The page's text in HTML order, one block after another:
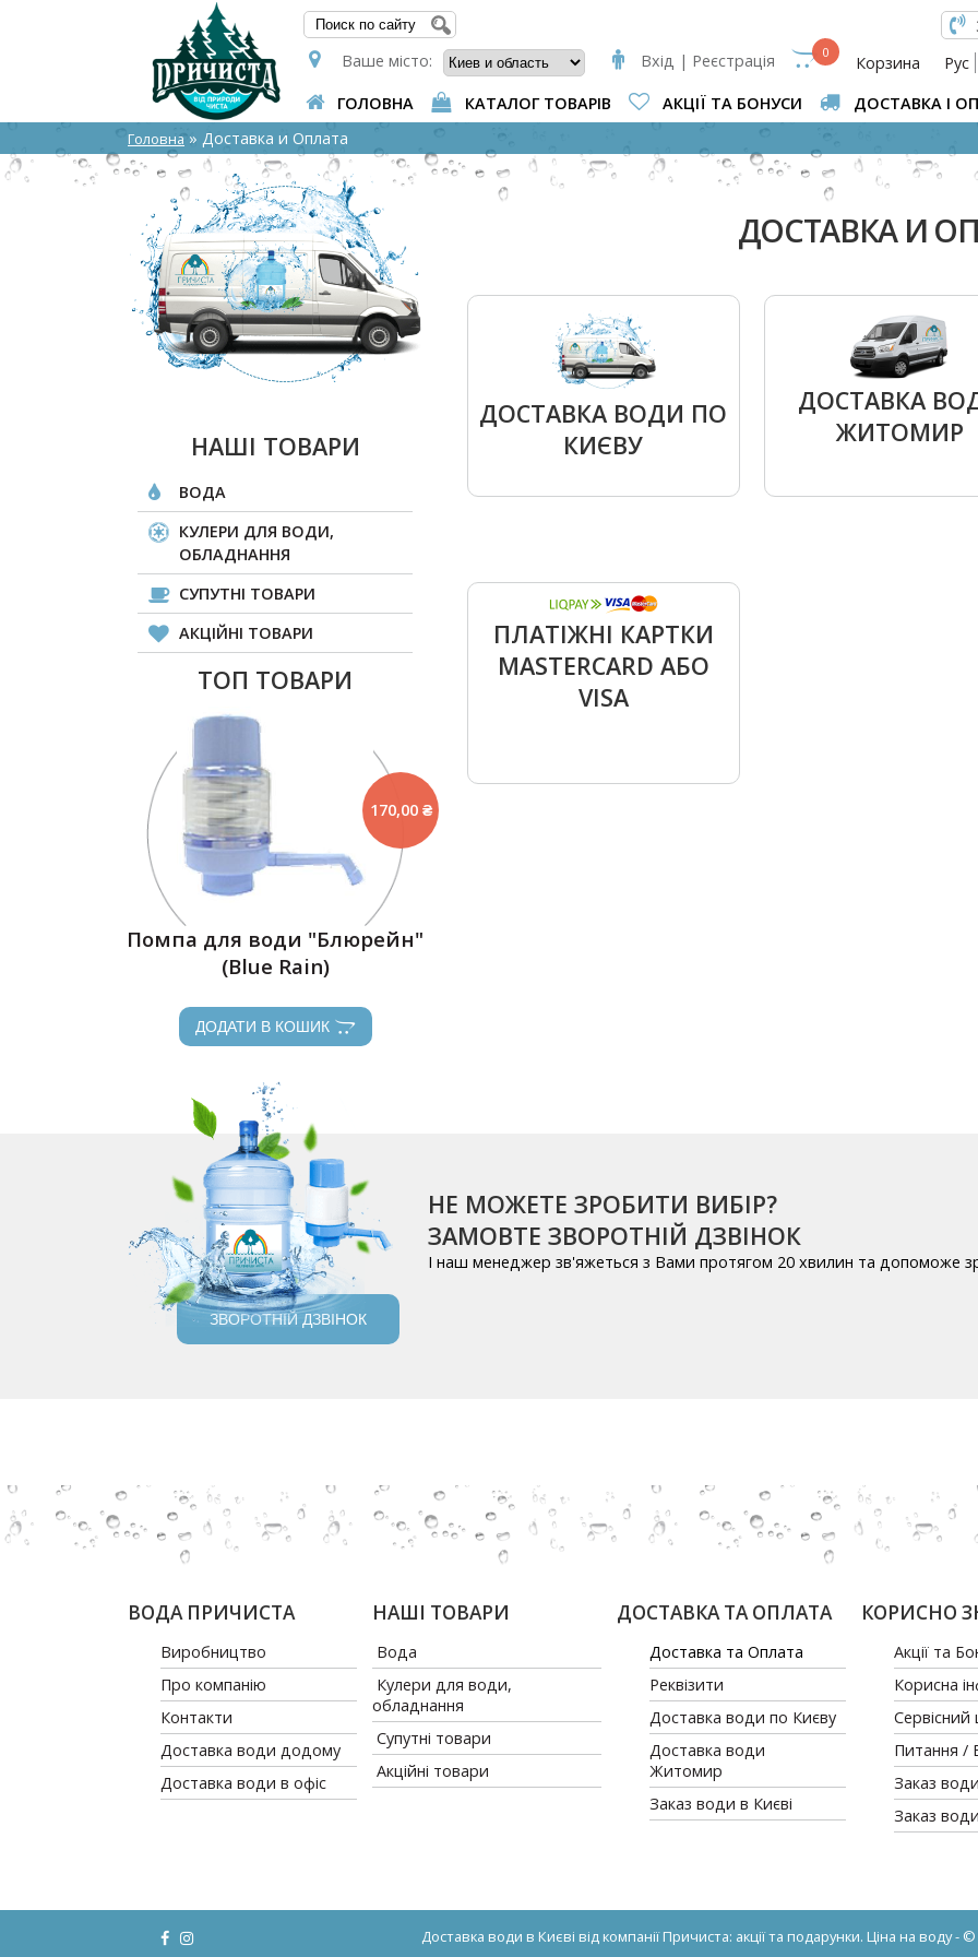
ПОШУКОВА ФОРМА
Ваше місто:
Вхід | Реєстрація 0
Корзина Рус
ГОЛОВНА КАТАЛОГ ТОВАРІВ АКЦІЇ ТА БОНУСИ ДОСТАВКА І
Головна » Доставка и Оплата
НАШІ ТОВАРИ
ВОДА
КУЛЕРИ ДЛЯ ВОДИ,
ОБЛАДНАННЯ
СУПУТНІ ТОВАРИ
АКЦІЙНІ ТОВАРИ
ТОП ТОВАРИ
170,00 ₴
Помпа для води "Блюрейн"
(Blue Rain)
ДОДАТИ В КОШИК
ДОСТАВКА И
ДОСТАВКА ВОДИ ПО
КИЄВУ
ДОСТАВКА
ЖИТОМИР
ПЛАТІЖНІ КАРТКИ
MASTERСARD АБО
VISA
НЕ МОЖЕТЕ ЗРОБИТИ ВИБІР?
ЗАМОВТЕ ЗВОРОТНІЙ ДЗВІНОК
І наш менеджер зв'яжеться з Вами протягом 20 хвилин та допоможе
ЗВОРОТНІЙ ДЗВІНОК
ВОДА ПРИЧИСТА
Виробництво
Про компанію
Контакти
Доставка води додому
Доставка води в офіс
НАШІ ТОВАРИ
Вода
Кулери для води,
обладнання
Супутні товари
Акційні товари
ДОСТАВКА ТА ОПЛАТА
Доставка та Оплата
Реквізити
Доставка води по Києву
Доставка води
Житомир
Заказ води в Києві
КОРИСНО
Акції та
Корисна
Сервісний
Питання /
Заказ
Заказ
Доставка води в Києві від компанії Причиста: акції та подарунки. Ціна на воду -